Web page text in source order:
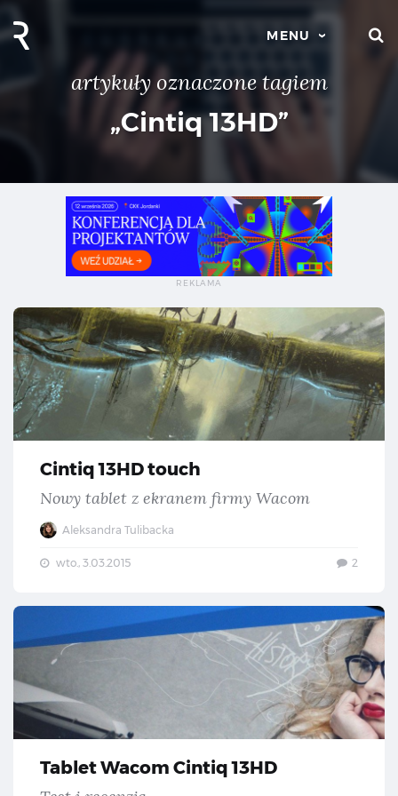
MENU
artykuły oznaczone tagiem
„Cintiq 13HD”
Cintiq 13HD touch
Nowy tablet z ekranem firmy Wacom
Aleksandra Tulibacka
wto., 3.03.2015 2
Tablet Wacom Cintiq 13HD